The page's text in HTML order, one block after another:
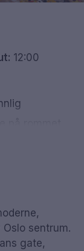
12:00
sentrum.
gate,